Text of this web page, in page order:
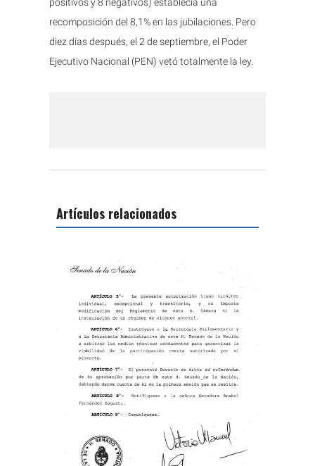
recomposición del 8,1% en las jubilaciones. Pero
diez días después, el 2 de septiembre, el Poder
Ejecutivo Nacional (PEN) vetó totalmente la ley.
Artículos relacionados